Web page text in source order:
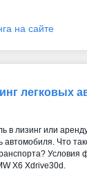
на сайте
легковых
в лизинг или
автомобиля. Что
Условия
X6 Xdrive30d